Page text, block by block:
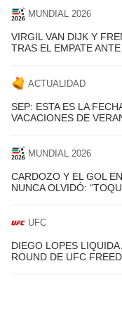
MUNDIAL 2026
VIRGIL VAN DIJK Y
TRAS EL EMPATE
ACTUALIDAD
SEP: ESTA ES LA
VACACIONES DE
MUNDIAL 2026
CARDOZO Y EL GOL
NUNCA OLVIDÓ:
UFC
DIEGO LOPES
ROUND DE UFC